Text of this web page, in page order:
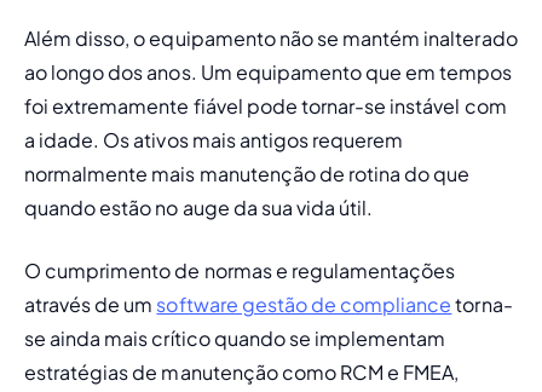
Além disso, o equipamento não se mantém inalterado
ao longo dos anos. Um equipamento que em tempos
foi extremamente fiável pode tornar-se instável com
a idade. Os ativos mais antigos requerem
normalmente mais manutenção de rotina do que
quando estão no auge da sua vida útil.
O cumprimento de normas e regulamentações
através de um software gestão de compliance torna-
se ainda mais crítico quando se implementam
estratégias de manutenção como RCM e FMEA,